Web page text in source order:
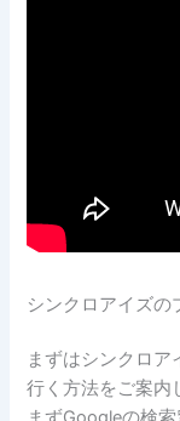
シンクロアイズの
まずはシンクロ
行く方法をご案内